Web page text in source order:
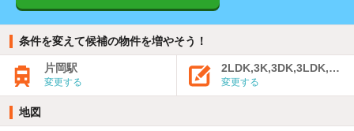
条件を変えて候補の物件を増やそう！
片岡駅
変更する 変更する
地図